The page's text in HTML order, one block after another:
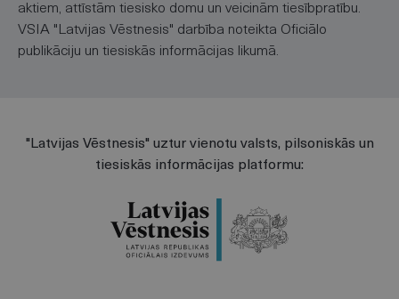
aktiem, attīstām tiesisko domu un veicinām tiesībpratību.
VSIA "Latvijas Vēstnesis" darbība noteikta Oficiālo
publikāciju un tiesiskās informācijas likumā.
"Latvijas Vēstnesis" uztur vienotu valsts, pilsoniskās un
tiesiskās informācijas platformu: